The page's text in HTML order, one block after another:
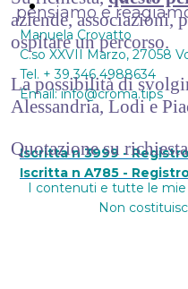
aziende, associazioni,
ospitare un percorso.
La possibilità di
Alessandria, Lodi e
Quotazione su
Contattami
Manuela Crovatto
C.so XXVII Marzo, 27058
Tel. + 39 346 4988634
Email: info@croma.tips
Iscritta n 3999 -
Iscritta n A785 -
I contenuti e tutte le mie
Non
pensiamo e